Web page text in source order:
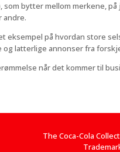
som bytter mellom merkene,
andre.
eksempel på hvordan store
og latterlige annonser fra
når det kommer til
The Coca-Cola